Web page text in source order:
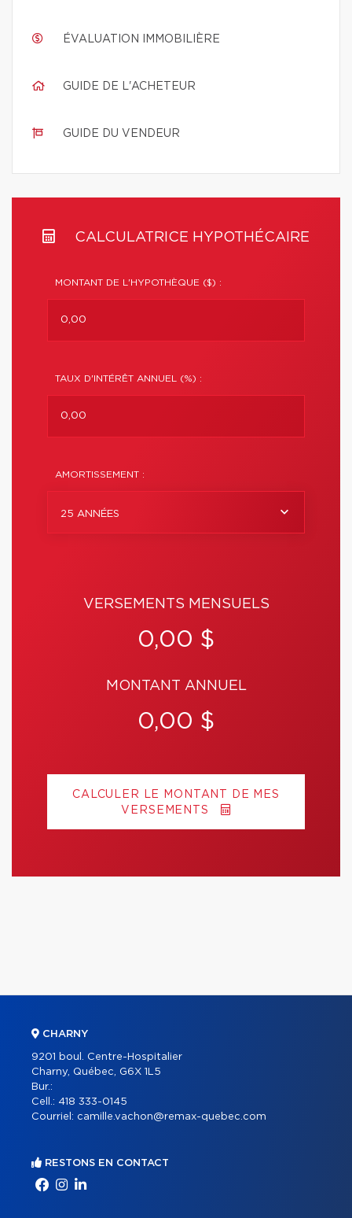
ÉVALUATION IMMOBILIÈRE
GUIDE DE L'ACHETEUR
GUIDE DU VENDEUR
CALCULATRICE HYPOTHÉCAIRE
MONTANT DE L'HYPOTHÈQUE ($) :
TAUX D'INTÉRÊT ANNUEL (%) :
AMORTISSEMENT :
25 ANNÉES
VERSEMENTS MENSUELS
0,00 $
MONTANT ANNUEL
0,00 $
CALCULER LE MONTANT DE MES
VERSEMENTS
CHARNY
9201 boul. Centre-Hospitalier
Charny, Québec, G6X 1L5
Bur.:
Cell.: 418 333-0145
Courriel: camille.vachon@remax-quebec.com
RESTONS EN CONTACT